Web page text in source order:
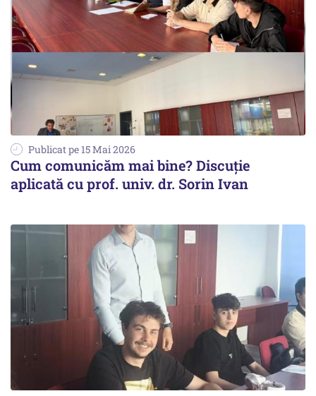
Publicat pe 15 Mai 2026
Cum comunicăm mai bine? Discuție
aplicată cu prof. univ. dr. Sorin Ivan